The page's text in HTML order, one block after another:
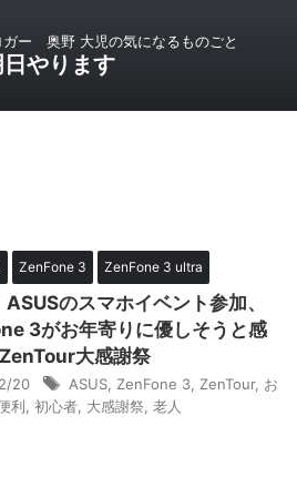
ガー 奥野 大児の気になるものごと
日やります
ZenFone 3 ZenFone 3 ultra
ASUSのスマホイベント参加、
3がお年寄りに優しそうと感
大感謝祭
20 ASUS ZenFone 3 ZenTour, お
利 初心者 大感謝祭 老人